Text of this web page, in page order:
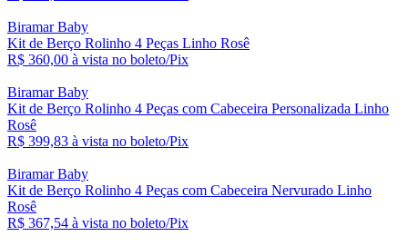
Biramar Baby
Kit de Berço Rolinho 4 Peças Linho Rosê
R$ 360,00 à vista no boleto/Pix
Biramar Baby
Kit de Berço Rolinho 4 Peças com Cabeceira Personalizada Linho
Rosê
R$ 399,83 à vista no boleto/Pix
Biramar Baby
Kit de Berço Rolinho 4 Peças com Cabeceira Nervurado Linho
Rosê
R$ 367,54 à vista no boleto/Pix